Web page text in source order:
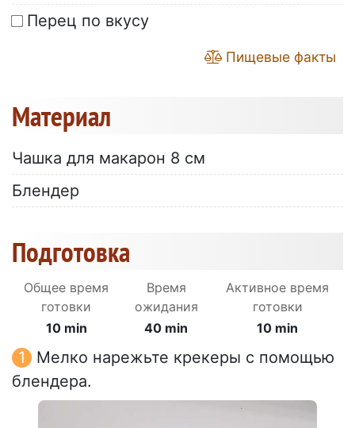
Перец по вкусу
Пищевые факты
Материал
Чашка для макарон 8 см
Блендер
Подготовка
Общее время
готовки
10 min
Время
ожидания
40 min
Активное время
готовки
10 min
Мелко нарежьте крекеры с помощью
блендера.